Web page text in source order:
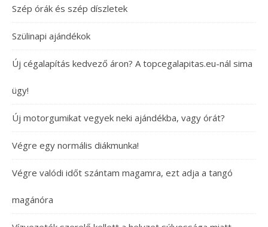
Szép órák és szép díszletek
Szülinapi ajándékok
Új cégalapítás kedvező áron? A topcegalapitas.eu-nál sima
ügy!
Új motorgumikat vegyek neki ajándékba, vagy órát?
Végre egy normális diákmunka!
Végre valódi időt szántam magamra, ezt adja a tangó
magánóra